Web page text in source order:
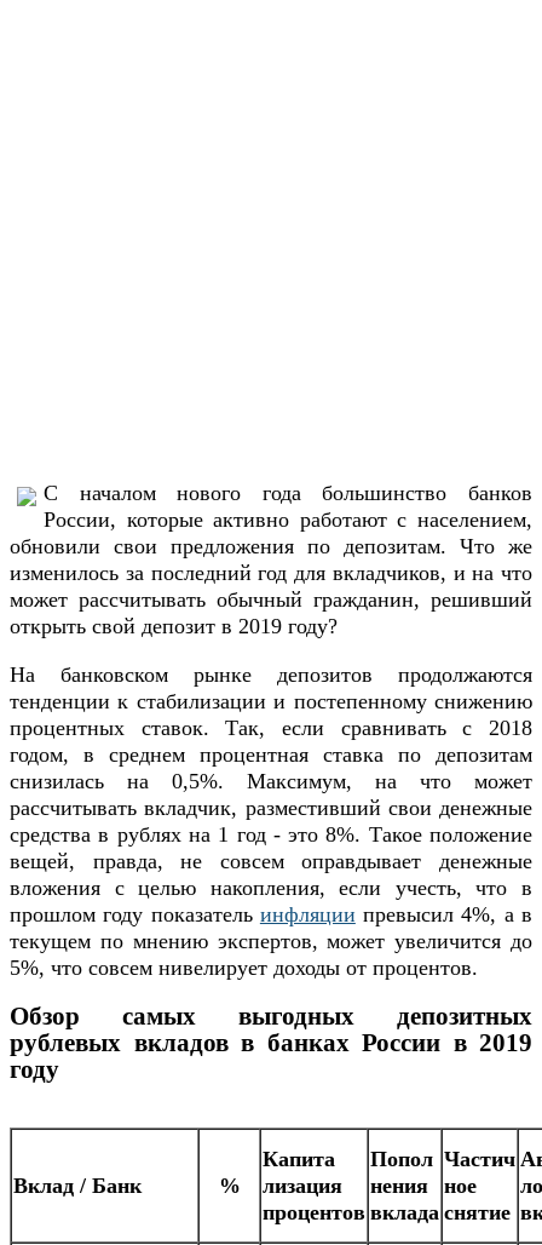
С началом нового года большинство банков
России, которые активно работают с населением,
обновили свои предложения по депозитам. Что же
изменилось за последний год для вкладчиков, и на что
может рассчитывать обычный гражданин, решивший
открыть свой депозит в 2019 году?
На банковском рынке депозитов продолжаются
тенденции к стабилизации и постепенному снижению
процентных ставок. Так, если сравнивать с 2018
годом, в среднем процентная ставка по депозитам
снизилась на 0,5%. Максимум, на что может
рассчитывать вкладчик, разместивший свои денежные
средства в рублях на 1 год - это 8%. Такое положение
вещей, правда, не совсем оправдывает денежные
вложения с целью накопления, если учесть, что в
прошлом году показатель инфляции превысил 4%, а в
текущем по мнению экспертов, может увеличится до
5%, что совсем нивелирует доходы от процентов.
Обзор самых выгодных депозитных
рублевых вкладов в банках России в 2019
году
Вклад / Банк %
Капита
лизация
процентов
Попол
нения
вклада
Частич
ное
снятие